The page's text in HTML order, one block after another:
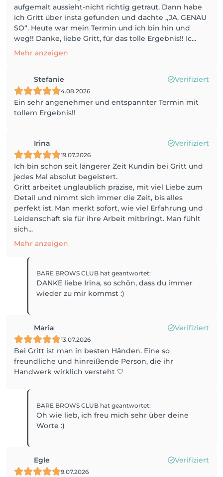
aufgemalt aussieht-nicht richtig getraut. Dann habe
ich Gritt über insta gefunden und dachte „JA, GENAU
SO“. Heute war mein Termin und ich bin hin und
weg!! Danke, liebe Gritt, für das tolle Ergebnis!! Ic...
Mehr anzeigen
Stefanie Verifiziert
4.08.2026
Ein sehr angenehmer und entspannter Termin mit
tollem Ergebnis!!
Irina Verifiziert
19.07.2026
Ich bin schon seit längerer Zeit Kundin bei Gritt und
jedes Mal absolut begeistert.
Gritt arbeitet unglaublich präzise, mit viel Liebe zum
Detail und nimmt sich immer die Zeit, bis alles
perfekt ist. Man merkt sofort, wie viel Erfahrung und
Leidenschaft sie für ihre Arbeit mitbringt. Man fühlt
sich...
Mehr anzeigen
BARE BROWS CLUB hat geantwortet:
DANKE liebe Irina, so schön, dass du immer
wieder zu mir kommst :)
Maria Verifiziert
13.07.2026
Bei Gritt ist man in besten Händen. Eine so
freundliche und hinreißende Person, die ihr
Handwerk wirklich versteht 🤍
BARE BROWS CLUB hat geantwortet:
Oh wie lieb, ich freu mich sehr über deine
Worte :)
Egle Verifiziert
9.07.2026